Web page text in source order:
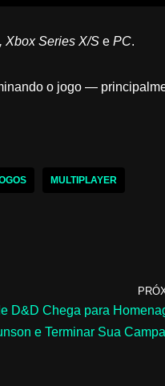
Xbox Series X/Se PC.
o jogo —
MULTIPLAYER
D&D Chega para
e Terminar Sua